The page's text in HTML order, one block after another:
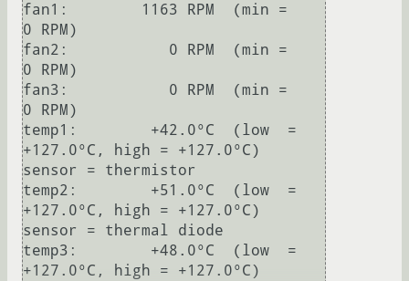
fan1:        1163 RPM  (min =
0 RPM)
fan2:           0 RPM  (min =
0 RPM)
fan3:           0 RPM  (min =
0 RPM)
temp1:        +42.0°C  (low  =
+127.0°C, high = +127.0°C)
sensor = thermistor
temp2:        +51.0°C  (low  =
+127.0°C, high = +127.0°C)
sensor = thermal diode
temp3:        +48.0°C  (low  =
+127.0°C, high = +127.0°C)